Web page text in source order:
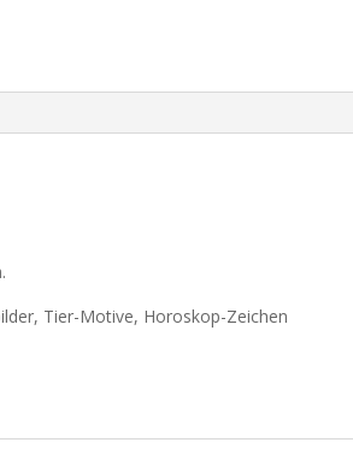
Tier-Motive, Horoskop-Zeichen